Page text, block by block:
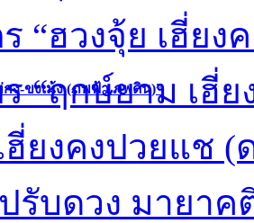
ง-ขงเม้ง (ภพฟ้า ภพดิน)”
“ฮวงจุ้ย เฮี่ยง
“ฤกษ์ยาม เฮี่ย
ฮี่ยงคงปวยแช (
รับดวง มายา